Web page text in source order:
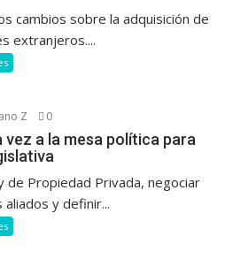
cambios sobre la adquisición de
extranjeros....
Z 0
a la mesa política para
de Propiedad Privada, negociar
y definir...